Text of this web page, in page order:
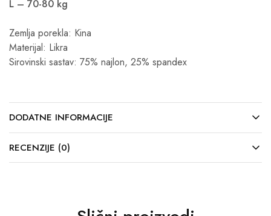
L – 70-80 kg
Zemlja porekla: Kina
Materijal: Likra
Sirovinski sastav: 75% najlon, 25% spandex
DODATNE INFORMACIJE
RECENZIJE (0)